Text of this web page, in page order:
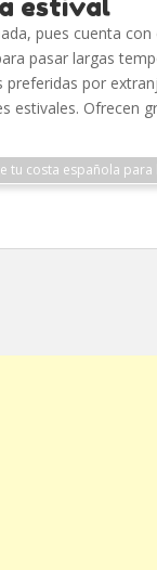
estival
pues cuenta
pasar largas
preferidas por
estivales. Ofrecen
tu costa española